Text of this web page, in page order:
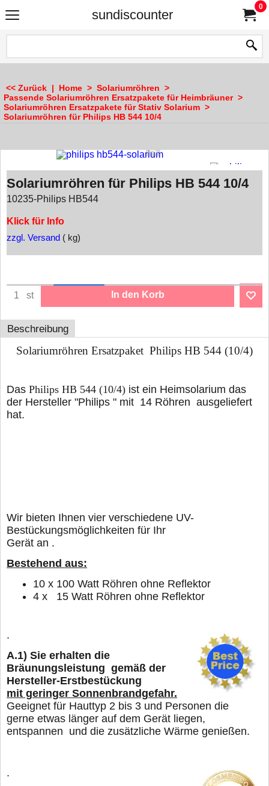
sundiscounter
0
<< Zurück | Home > Solariumröhren >
Passende Solariumröhren Ersatzpakete für Heimbräuner>
Solariumröhren Ersatzpakete für Stativ Solarium >
Solariumröhren für Philips HB 544 10/4
Solariumröhren für Philips HB 544 10/4
10235-Philips HB544
Klick für Info
zzgl. Versand kg
st In den Korb
Beschreibung
Solariumröhren Ersatzpaket Philips HB 544 (10/4)
Das Philips HB 544 (10/4) ist ein Heimsolarium das
der Hersteller "Philips " mit 14 Röhren ausgeliefert
hat.
Wir bieten Ihnen vier verschiedene UV-
Bestückungsmöglichkeiten für Ihr
Gerät an .
Bestehend aus:
10 x 100 Watt Röhren ohne Reflektor
4 x 15 Watt Röhren ohne Reflektor
.
A.1) Sie erhalten die
Bräunungsleistung gemäß der
Hersteller-Erstbestückung
mit geringer Sonnenbrandgefahr.
Geeignet für Hauttyp 2 bis 3 und Personen die
gerne etwas länger auf dem Gerät liegen,
entspannen und die zusätzliche Wärme genießen.
.